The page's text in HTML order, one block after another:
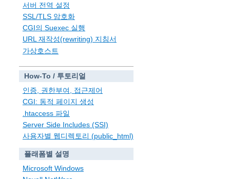
서버 전역 설정
SSL/TLS 암호화
CGI의 Suexec 실행
URL 재작성(rewriting) 지침서
가상호스트
How-To / 투토리얼
인증, 권한부여, 접근제어
CGI: 동적 페이지 생성
.htaccess 파일
Server Side Includes (SSI)
사용자별 웹디렉토리 (public_html)
플래폼별 설명
Microsoft Windows